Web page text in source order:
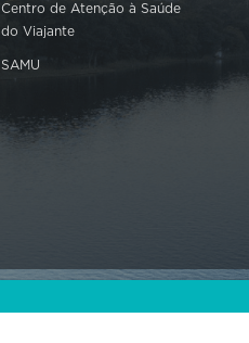
Centro de Atenção à Saúde
do Viajante
SAMU